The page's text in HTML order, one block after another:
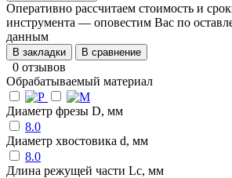
Оперативно рассчитаем стоимость и
инструмента — оповестим Вас по
данным
В закладки В сравнение
0 отзывов
Обрабатываемый материал
Диаметр фрезы D, мм
8.0
Диаметр хвостовика d, мм
8.0
Длина режущей части Lc, мм